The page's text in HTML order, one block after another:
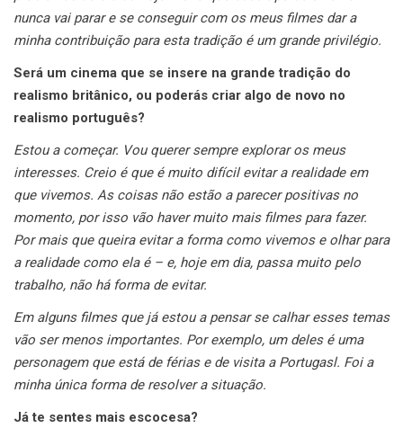
nunca vai parar e se conseguir com os meus filmes dar a
minha contribuição para esta tradição é um grande privilégio.
Será um cinema que se insere na grande tradição do
realismo britânico, ou poderás criar algo de novo no
realismo português?
Estou a começar. Vou querer sempre explorar os meus
interesses. Creio é que é muito difícil evitar a realidade em
que vivemos. As coisas não estão a parecer positivas no
momento, por isso vão haver muito mais filmes para fazer.
Por mais que queira evitar a forma como vivemos e olhar para
a realidade como ela é – e, hoje em dia, passa muito pelo
trabalho, não há forma de evitar.
Em alguns filmes que já estou a pensar se calhar esses temas
vão ser menos importantes. Por exemplo, um deles é uma
personagem que está de férias e de visita a Portugasl. Foi a
minha única forma de resolver a situação.
Já te sentes mais escocesa?